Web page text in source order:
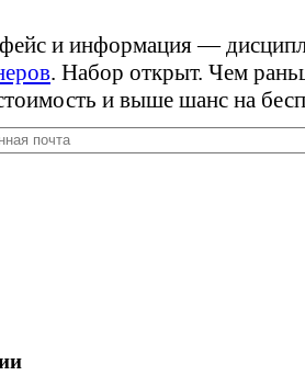
и информация —
. Набор открыт. Чем
и выше шанс на